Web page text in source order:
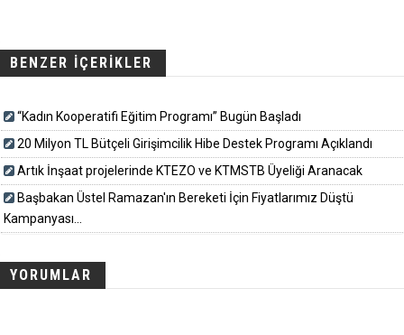
BENZER İÇERİKLER
“Kadın Kooperatifi Eğitim Programı” Bugün Başladı
20 Milyon TL Bütçeli Girişimcilik Hibe Destek Programı Açıklandı
Artık İnşaat projelerinde KTEZO ve KTMSTB Üyeliği Aranacak
Başbakan Üstel Ramazan'ın Bereketi İçin Fiyatlarımız Düştü
Kampanyası...
YORUMLAR